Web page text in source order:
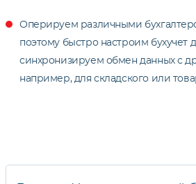
Оперируем различными
поэтому быстро настроим
синхронизируем обмен данных с
например, для складского или